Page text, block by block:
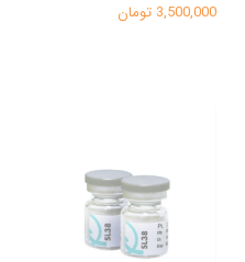
3,500,000 تومان